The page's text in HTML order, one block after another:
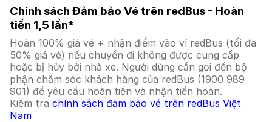
Chính sách Đảm bảo Vé trên redBus - Hoàn
tiền 1,5 lần*
Hoàn 100% giá vé + nhận điểm vào ví redBus (tối đa
50% giá vé) nếu chuyến đi không được cung cấp
hoặc bị hủy bởi nhà xe. Người dùng cần gọi đến bộ
phận chăm sóc khách hàng của redBus (1900 989
901) để yêu cầu hoàn tiền và nhận tiền hoàn.
Kiểm tra chính sách đảm bảo vé trên redBus Việt
Nam